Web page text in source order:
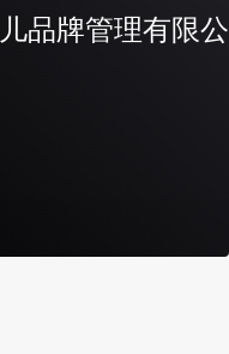
品牌管理有限